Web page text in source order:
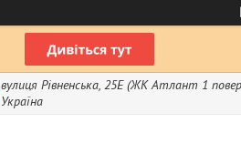
вулиця Рівненська, 25Е (ЖК Атлант 1
Україна